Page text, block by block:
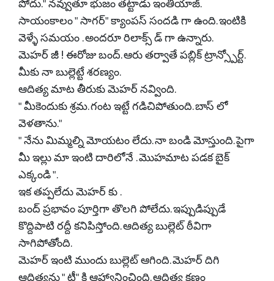
పోదు." నవ్వుతూ భుజం తట్టాడు ఇంతియాజ్.
సాయంకాలం " సాగర్" క్యాంపస్ సందడి గా ఉంది. ఇంటికి
వెళ్ళే సమయం . అందరూ రిలాక్స్ డ్ గా ఉన్నారు.
మెహర్ జీ ! ఈరోజు బంద్. ఆరు తర్వాతే పబ్లిక్ ట్రాన్స్పోర్ట్.
మీకు నా బుల్లెట్టే శరణ్యం.
ఆదిత్య మాట తీరుకు మెహర్ నవ్వింది.
" మీకెందుకు శ్రమ. గంట ఇట్టే గడిచిపోతుంది. బాస్ లో
వెళతాను."
" నేను మిమ్మల్ని మోయటం లేదు. నా బండి మోస్తుంది. పైగా
మీ ఇల్లు మా ఇంటి దారిలోనే . మొహమాట పడక బైక్
ఎక్కండి ".
ఇక తప్పలేదు మెహర్ కు .
బంద్ ప్రభావం పూర్తిగా తొలగి పోలేదు. ఇప్పుడిప్పుడే
కొద్దిపాటి రద్దీ కనిపిస్తోంది. ఆదిత్య బుల్లెట్ ఠీవిగా
సాగిపోతోంది.
మెహర్ ఇంటి ముందు బుల్లెట్ ఆగింది. మెహర్ దిగి